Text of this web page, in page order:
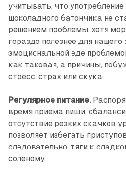
учитывать, что
шоколадного батончика не
решением проблемы, хотя
гораздо полезнее для
эмоциональной еде
как таковая, а причины,
стресс, страх или скука.
Регулярное питание.
время приема пищи,
отсутствие резких скачков
позволяет избегать
следовательно, тяги к
соленому.